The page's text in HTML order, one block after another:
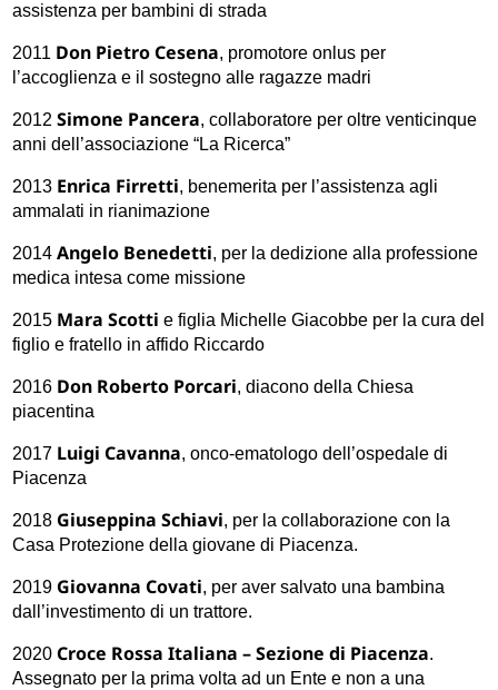
assistenza per bambini di strada
2011 Don Pietro Cesena, promotore onlus per
l’accoglienza e il sostegno alle ragazze madri
2012Simone Pancera, collaboratore per oltre venticinque
anni dell’associazione “La Ricerca”
2013 Enrica Firretti, benemerita per l’assistenza agli
ammalati in rianimazione
2014Angelo Benedetti, per la dedizione alla professione
medica intesa come missione
2015 Mara Scotti e figlia Michelle Giacobbe per la cura del
figlio e fratello in affido Riccardo
2016 Don Roberto Porcari, diacono della Chiesa
piacentina
2017 Luigi Cavanna, onco-ematologo dell’ospedale di
Piacenza
2018 Giuseppina Schiavi, per la collaborazione con la
Casa Protezione della giovane di Piacenza.
2019 Giovanna Covati, per aver salvato una bambina
dall’investimento di un trattore.
2020Croce Rossa Italiana – Sezione di Piacenza.
Assegnato per la prima volta ad un Ente e non a una